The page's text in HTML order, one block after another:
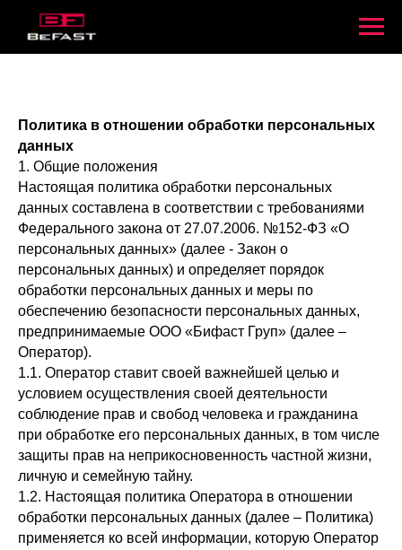
Политика в отношении обработки персональных
данных
1. Общие положения
Настоящая политика обработки персональных
данных составлена в соответствии с требованиями
Федерального закона от 27.07.2006. №152-ФЗ «О
персональных данных» (далее - Закон о
персональных данных) и определяет порядок
обработки персональных данных и меры по
обеспечению безопасности персональных данных,
предпринимаемые ООО «Бифаст Груп» (далее –
Оператор).
1.1. Оператор ставит своей важнейшей целью и
условием осуществления своей деятельности
соблюдение прав и свобод человека и гражданина
при обработке его персональных данных, в том числе
защиты прав на неприкосновенность частной жизни,
личную и семейную тайну.
1.2. Настоящая политика Оператора в отношении
обработки персональных данных (далее – Политика)
применяется ко всей информации, которую Оператор